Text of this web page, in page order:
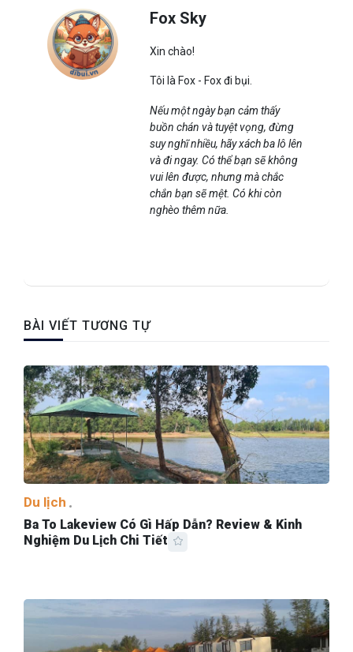
Fox Sky
Xin chào!
Tôi là Fox - Fox đi bụi.
Nếu một ngày bạn cảm thấy
buồn chán và tuyệt vọng, đừng
suy nghĩ nhiều, hãy xách ba lô lên
và đi ngay. Có thể bạn sẽ không
vui lên được, nhưng mà chắc
chắn bạn sẽ mệt. Có khi còn
nghèo thêm nữa.
BÀI VIẾT TƯƠNG TỰ
Du lịch
Ba To Lakeview Có Gì Hấp Dẫn? Review & Kinh
Nghiệm Du Lịch Chi Tiết